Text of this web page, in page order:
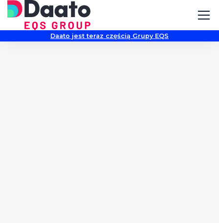
Daato jest teraz częścią Grupy EQS